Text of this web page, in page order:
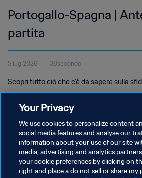
Portogallo-Spagna |
partita
5 lug 2026 38secondo
Scopri tutto ciò che c'è da sapere sulla
PRIVACY POLICY
TERMINI DI SERVIZIO
Your Privacy
We use cookies to personalize content
social media features and analyse our
information about your use of our site
media, advertising and analytics
your cookie preferences by clicking on
right and place a do not sell or share my